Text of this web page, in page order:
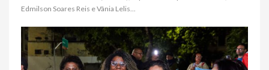
Edmilson Soares Reis e Vânia Lelis...